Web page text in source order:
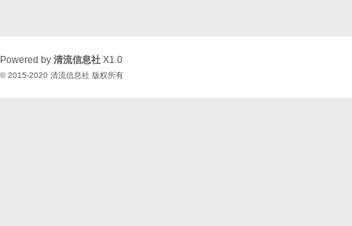
Powered by 清流信息社 X1.0
© 2015-2020 清流信息社 版权所有